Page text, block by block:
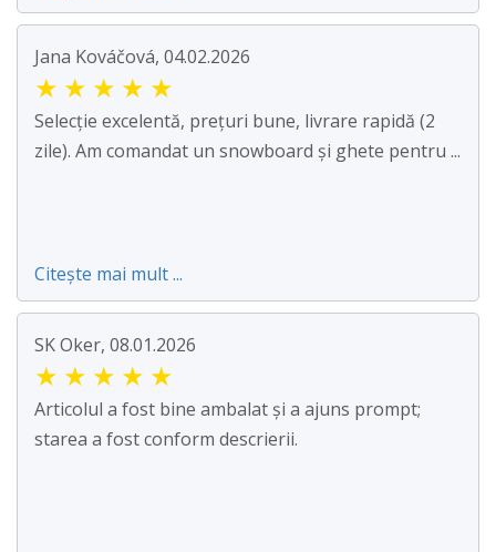
Jana Kováčová, 04.02.2026
★ ★ ★ ★ ★
Selecție excelentă, prețuri bune, livrare rapidă (2
zile). Am comandat un snowboard și ghete pentru ...
Citește mai mult ...
SK Oker, 08.01.2026
★ ★ ★ ★ ★
Articolul a fost bine ambalat și a ajuns prompt;
starea a fost conform descrierii.